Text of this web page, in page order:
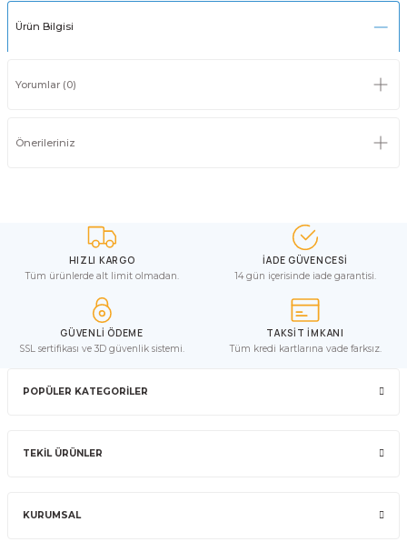
Ürün Bilgisi
Yorumlar (0)
Önerileriniz
HIZLI KARGO
Tüm ürünlerde alt limit olmadan.
İADE GÜVENCESİ
14 gün içerisinde iade garantisi.
GÜVENLİ ÖDEME
SSL sertifikası ve 3D güvenlik sistemi.
TAKSİT İMKANI
Tüm kredi kartlarına vade farksız.
POPÜLER KATEGORİLER
TEKİL ÜRÜNLER
KURUMSAL